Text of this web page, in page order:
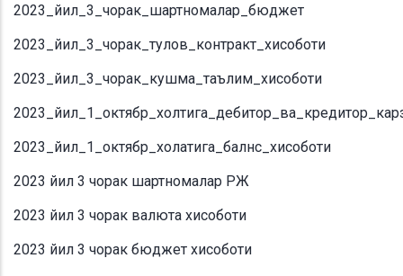
2023_йил_3_чорак_шартномалар_бюджет
2023_йил_3_чорак_тулов_контракт_хисоботи
2023_йил_3_чорак_кушма_таълим_хисоботи
2023_йил_1_октябр_холатига_балнс_хисоботи
2023 йил 3 чорак шартномалар РЖ
2023 йил 3 чорак валюта хисоботи
2023 йил 3 чорак бюджет хисоботи